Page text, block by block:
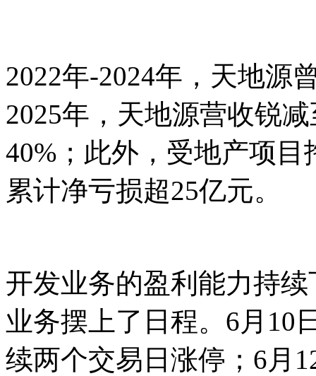
2022年-2024年，天地源
2025年，天地源营收锐
40%；此外，受地产项目
累计净亏损超25亿元。
开发业务的盈利能力持
业务摆上了日程。6月10
续两个交易日涨停；6月